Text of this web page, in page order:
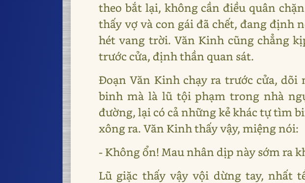
theo bắt lại, không cần điều quân
thấy vợ và con gái đã chết, đang định
hét vang trời. Văn Kinh cũng chẳng
trước cửa, định thần quan sát.
Đoạn Văn Kinh chạy ra trước cửa,
binh mà là lũ tội phạm trong nhà
đường, lại có cả những kẻ khác tự tìm
xông ra. Văn Kinh thấy vậy, miệng nói:
- Không ổn! Mau nhân dịp này sớm ra
Lũ giặc thấy vậy vội dừng tay, nhất